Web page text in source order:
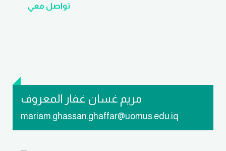
مريم غسان غفار المعروف
mariam.ghassan.ghaffar@uomus.edu.iq
تواصل معي